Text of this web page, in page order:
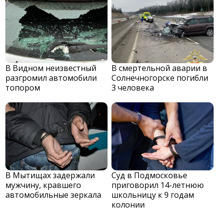
В Видном неизвестный
разгромил автомобили
топором
В смертельной аварии в
Солнечногорске погибли
3 человека
В Мытищах задержали
мужчину, кравшего
автомобильные зеркала
Суд в Подмосковье
приговорил 14-летнюю
школьницу к 9 годам
колонии